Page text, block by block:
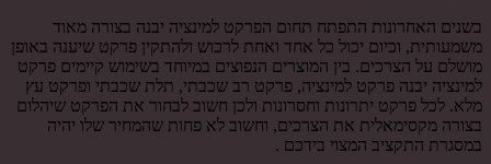
בשנים האחרונות התפתח תחום הפרקט למינציה יבנה בצורה מאוד
משמעותית, וכיום יכול כל אחד ואחת לרכוש ולהתקין פרקט שיענה באופן
מושלם על הצרכים. בין המוצרים הנפוצים במיוחד בשימוש קיימים פרקט
למינציה יבנה פרקט למינציה, פרקט רב שכבתי, תלת שכבתי ופרקט עץ
מלא. לכל פרקט יתרונות וחסרונות ולכן חשוב לבחור את הפרקט שיהלום
בצורה מקסימאלית את הצרכים, וחשוב לא פחות שהמחיר שלו יהיה
במסגרת התקציב המצוי בידכם .